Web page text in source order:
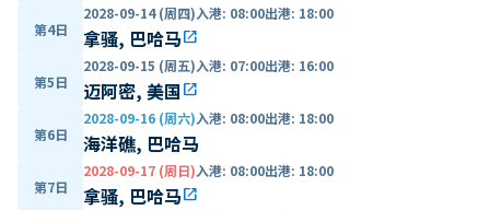
第4日
2028-09-14 (周四)入港: 08:00出港: 18:00
拿骚, 巴哈马open_in_new
第5日
2028-09-15 (周五)入港: 07:00出港: 16:00
迈阿密, 美国open_in_new
第6日
2028-09-16 (周六)入港: 08:00出港: 18:00
海洋礁, 巴哈马
第7日
2028-09-17 (周日)入港: 08:00出港: 18:00
拿骚, 巴哈马open_in_new